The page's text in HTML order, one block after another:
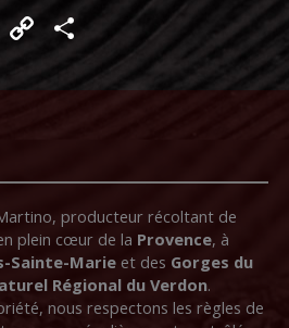
X C
o
p
n
k
P
ar
ta
producteur récoltant de
plein cœur de la Provence, à
Sainte-Marieet des Gorges du
Régional du Verdon.
nous respectons les règles de